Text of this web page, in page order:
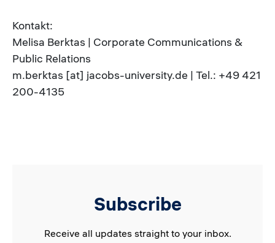
Kontakt:
Melisa Berktas | Corporate Communications &
Public Relations
m.berktas [at] jacobs-university.de | Tel.: +49 421
200-4135
Subscribe
Receive all updates straight to your inbox.